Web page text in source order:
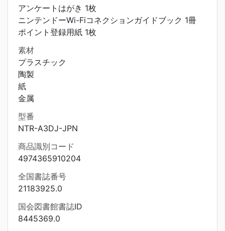
アンケートはがき 1枚
ニンテンドーWi-Fiコネクションガイドブック 1冊
ポイント登録用紙 1枚
素材
プラスチック
陶製
紙
金属
型番
NTR-A3DJ-JPN
商品識別コード
4974365910204
全国書誌番号
21183925.0
国会図書館書誌ID
8445369.0